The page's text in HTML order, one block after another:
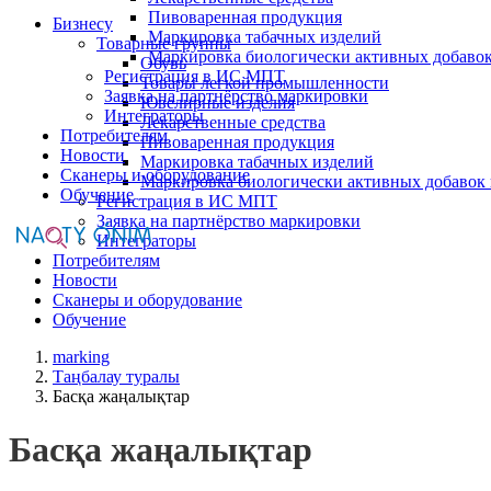
Пивоваренная продукция
Маркировка табачных изделий
Маркировка биологически активных
Регистрация в ИС МПТ
Заявка на партнёрство маркировки
Интеграторы
Потребителям
Новости
Сканеры и оборудование
Обучение
Бизнесу
Товарные группы
Обувь
Товары легкой промышленности
Ювелирные изделия
Лекарственные средства
Пивоваренная продукция
Маркировка табачных изделий
Маркировка биологически активных
Регистрация в ИС МПТ
Заявка на партнёрство маркировки
Интеграторы
Потребителям
Новости
Сканеры и оборудование
Обучение
marking
Таңбалау туралы
Басқа жаңалықтар
Басқа жаңалықтар